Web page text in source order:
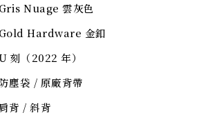
Gris Nuage 雲灰色
Gold Hardware 金釦
刻（2022 年）
塵袋 / 原廠背帶
肩背 / 斜背